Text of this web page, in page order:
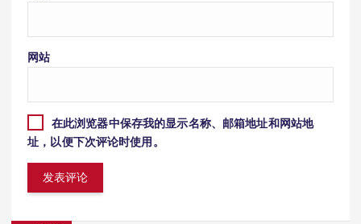
网站
在此浏览器中保存我的显示名称、邮箱地址和网站地
址，以便下次评论时使用。